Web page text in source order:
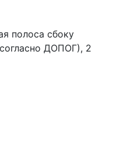
ДОПОГ), 2